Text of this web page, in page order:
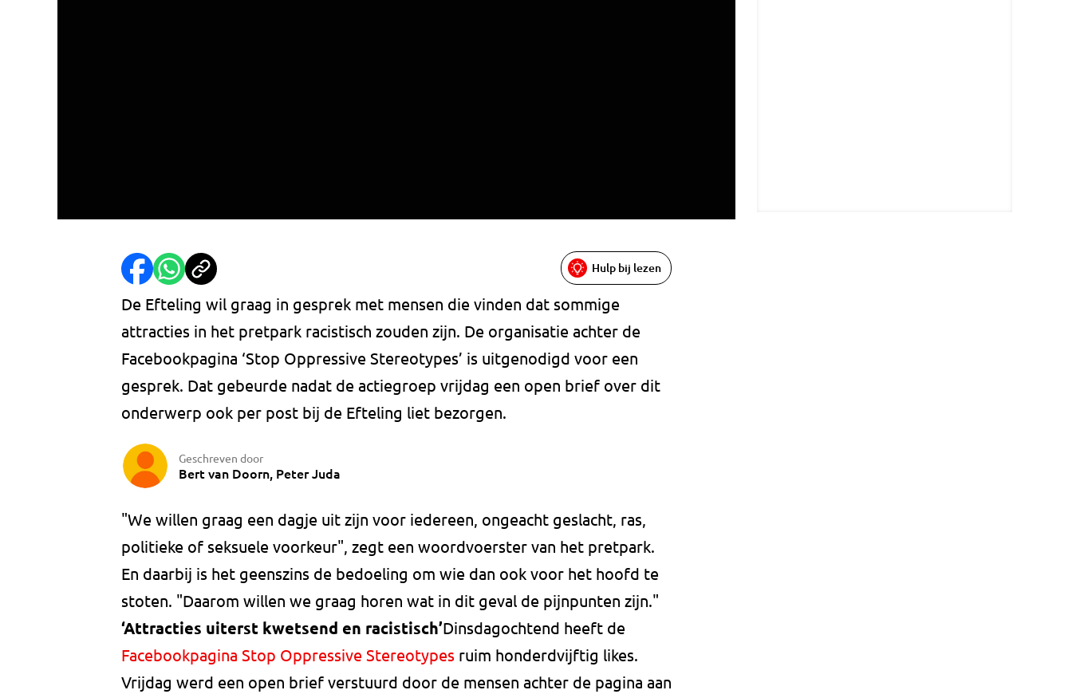
Hulp bij lezen
De Efteling wil graag in gesprek met mensen die vinden dat sommige
attracties in het pretpark racistisch zouden zijn. De organisatie achter de
Facebookpagina ‘Stop Oppressive Stereotypes’ is uitgenodigd voor een
gesprek. Dat gebeurde nadat de actiegroep vrijdag een open brief over dit
onderwerp ook per post bij de Efteling liet bezorgen.
Geschreven door
Bert van Doorn, Peter Juda
"We willen graag een dagje uit zijn voor iedereen, ongeacht geslacht, ras,
politieke of seksuele voorkeur", zegt een woordvoerster van het pretpark.
En daarbij is het geenszins de bedoeling om wie dan ook voor het hoofd te
stoten. "Daarom willen we graag horen wat in dit geval de pijnpunten zijn."
‘Attracties uiterst kwetsend en racistisch’Dinsdagochtend heeft de
Facebookpagina Stop Oppressive Stereotypes ruim honderdvijftig likes.
Vrijdag werd een open brief verstuurd door de mensen achter de pagina aan